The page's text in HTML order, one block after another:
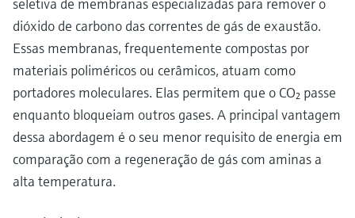
dióxido de carbono das correntes de gás de exaustão.
Essas membranas, frequentemente compostas por
materiais poliméricos ou cerâmicos, atuam como
portadores moleculares. Elas permitem que o CO₂ passe
enquanto bloqueiam outros gases. A principal vantagem
dessa abordagem é o seu menor requisito de energia em
comparação com a regeneração de gás com aminas a
alta temperatura.